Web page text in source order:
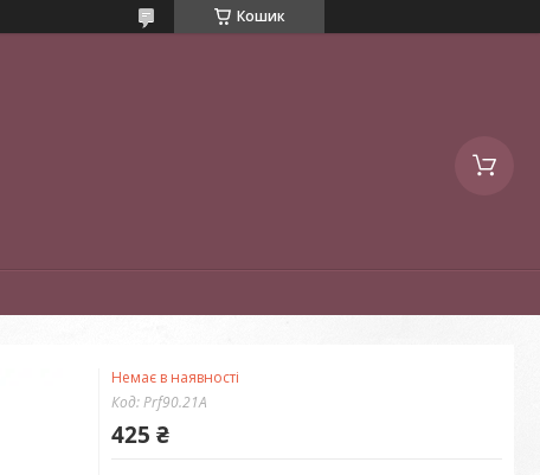
Кошик
Немає в наявності
Код:Prf90.21A
425 ₴